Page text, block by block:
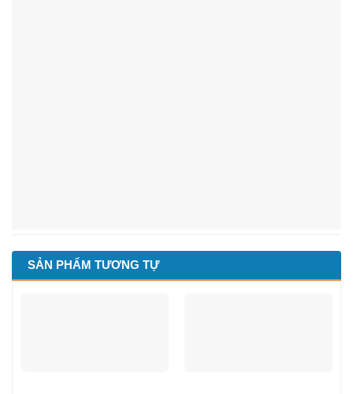
SẢN PHẨM TƯƠNG TỰ